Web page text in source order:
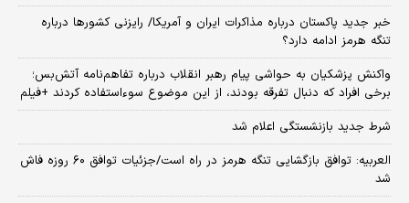
خبر جدید پاکستان درباره مذاکرات ایران و آمریکا/ رایزنی کشورها درباره
تنگه هرمز ادامه دارد؟
واکنش پزشکیان به حواشی پیام رهبر انقلاب درباره تفاهم‌نامه آتش‌بس؛
برخی افراد که دنبال تفرقه بودند، از این موضوع سوءاستفاده کردند +فیلم
شرط جدید بازنشستگی اعلام شد
العربیه: توافق بازگشایی تنگه هرمز در راه است/جزئیات توافق ۶۰ روزه فاش
شد